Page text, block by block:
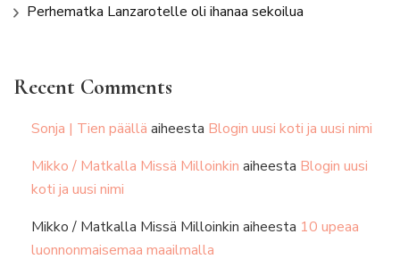
Perhematka Lanzarotelle oli ihanaa sekoilua
Recent Comments
Sonja | Tien päällä aiheesta Blogin uusi koti ja uusi nimi
Mikko / Matkalla Missä Milloinkin aiheesta Blogin uusi
koti ja uusi nimi
Mikko / Matkalla Missä Milloinkin aiheesta 10 upeaa
luonnonmaisemaa maailmalla